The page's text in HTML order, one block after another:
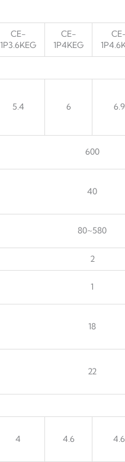
CE-
1P3.6KEG
CE-
1P4KEG
5.4 6 6.9
600
40
80~580
2
1
18
22
4 4.6 4.6